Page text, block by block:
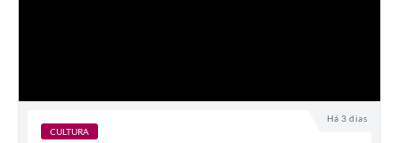
Há 3 dias
CULTURA